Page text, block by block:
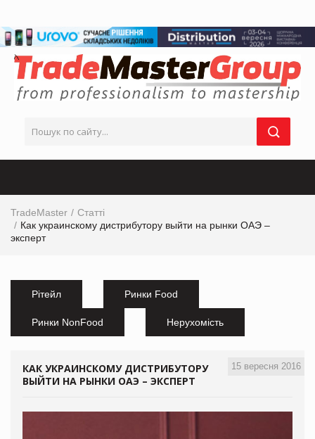
TradeMaster
Статті
Как украинскому дистрибутору выйти на рынки ОАЭ –
эксперт
Рітейл Ринки Food
Ринки NonFood Нерухомість
15 вересня 2016
КАК УКРАИНСКОМУ ДИСТРИБУТОРУ
ВЫЙТИ НА РЫНКИ ОАЭ – ЭКСПЕРТ